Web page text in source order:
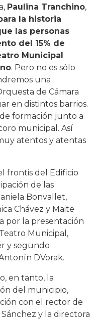
Paulina Tranchino,
la historia
las personas
del 15% de
Municipal
. Pero no es sólo
una
de Cámara
en distintos barrios.
formación junto a
municipal. Así
atentos y atentas
frontis del Edificio
de las
Bonvallet,
Chávez y Maite
por la presentación
Municipal,
y segundo
DVorak.
en tanto, la
del municipio,
con el rector de
y la directora